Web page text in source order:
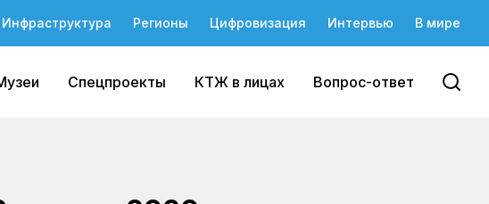
Инфраструктура Регионы Цифровизация Интервью В мире
Спецпроекты КТЖ в лицах Вопрос-ответ